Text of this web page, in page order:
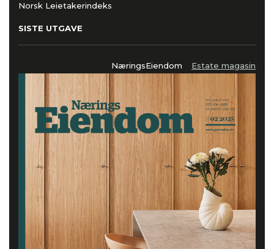
Norsk Leietakerindeks
SISTE UTGAVE
NæringsEiendom Estate magasin